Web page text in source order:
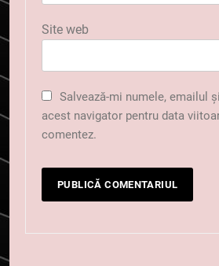
Site web
Salvează-mi numele, emailul
acest navigator pentru data
comentez.